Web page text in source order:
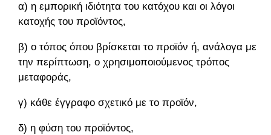
α) η εμπορική ιδιότητα του κατόχου και οι λόγοι
κατοχής του προϊόντος,
β) ο τόπος όπου βρίσκεται το προϊόν ή, ανάλογα με
την περίπτωση, ο χρησιμοποιούμενος τρόπος
μεταφοράς,
γ) κάθε έγγραφο σχετικό με το προϊόν,
δ) η φύση του προϊόντος,